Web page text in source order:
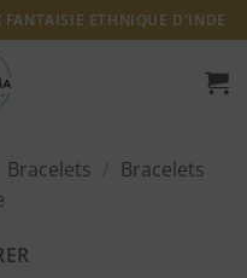
FANTAISIE ETHNIQUE D'INDE
Bracelets
Bracelets